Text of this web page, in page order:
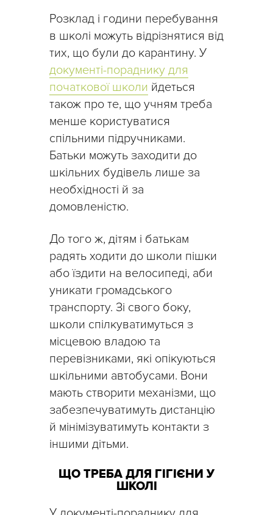
Розклад і години перебування
в школі можуть відрізнятися від
тих, що були до карантину. У
документі-пораднику для
початкової школи йдеться
також про те, що учням треба
менше користуватися
спільними підручниками.
Батьки можуть заходити до
шкільних будівель лише за
необхідності й за
домовленістю.
До того ж, дітям і батькам
радять ходити до школи пішки
або їздити на велосипеді, аби
уникати громадського
транспорту. Зі свого боку,
школи спілкуватимуться з
місцевою владою та
перевізниками, які опікуються
шкільними автобусами. Вони
мають створити механізми, що
забезпечуватимуть дистанцію
й мінімізуватимуть контакти з
іншими дітьми.
ЩО ТРЕБА ДЛЯ ГІГІЄНИ У
ШКОЛІ